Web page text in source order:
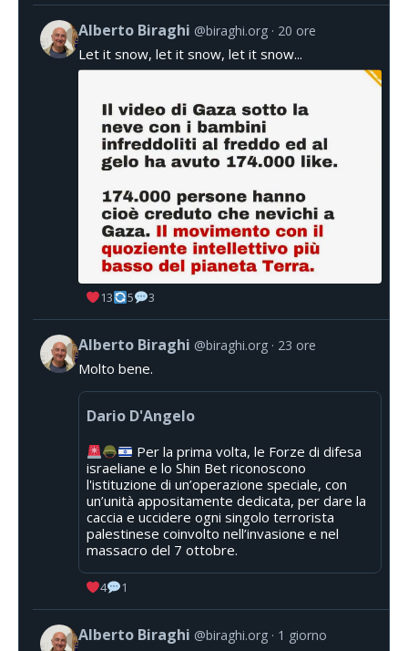
Alberto Biraghi @biraghi.org 20 ore
Let it snow, let it snow, let it snow...
13 5 3
Alberto Biraghi @biraghi.org 23 ore
Molto bene.
Dario D'Angelo
Per la prima volta, le Forze di difesa
israeliane e lo Shin Bet riconoscono
l'istituzione di un’operazione speciale, con
un’unità appositamente dedicata, per dare la
caccia e uccidere ogni singolo terrorista
palestinese coinvolto nell’invasione e nel
massacro del 7 ottobre.
4 1
Alberto Biraghi @biraghi.org 1 giorno